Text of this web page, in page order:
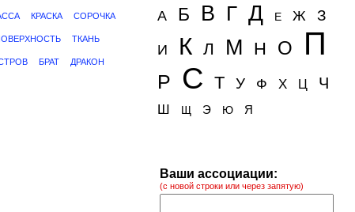
КРАСКА СОРОЧКА
ТКАНЬ
БРАТ ДРАКОН
А
Б В Г Д Е Ж З
И К Л М Н О П
Р С Т У Ф Х Ц Ч
Ш Щ Э Ю Я
Ваши ассоциации:
(с новой строки или через запятую)